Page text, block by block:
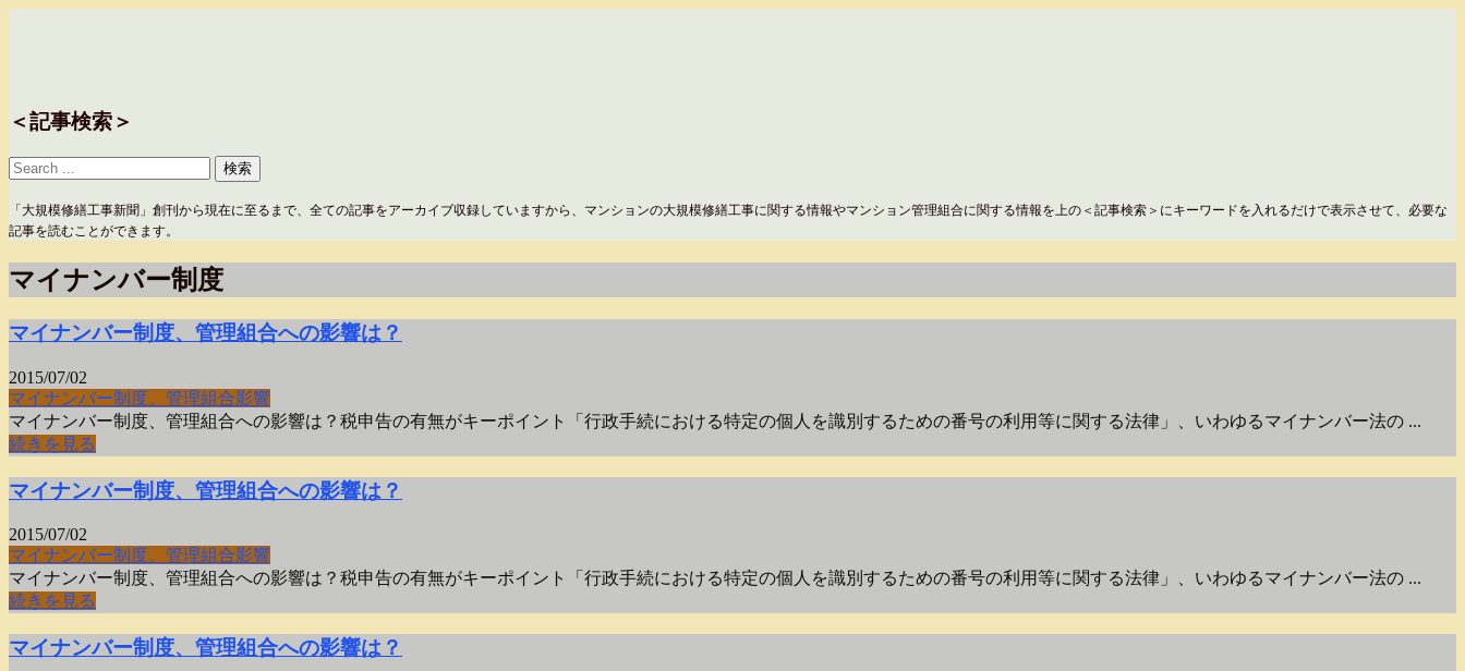
＜記事検索＞
「大規模修繕工事新聞」創刊から現在に至るまで、全ての記事をアーカイブ収録していますから、マンションの大規模修繕工事に関する情報やマンション管理組合に関する情報を上の＜記事検索＞にキーワードを入れるだけで表示させて、必要な
記事を読むことができます。
マイナンバー制度
マイナンバー制度、管理組合への影響は？
2015/07/02
マイナンバー制度 、管理組合影響
マイナンバー制度、管理組合への影響は？税申告の有無がキーポイント「行政手続における特定の個人を識別するための番号の利用等に関する法律」、いわゆるマイナンバー法の ...
続きを見る
マイナンバー制度、管理組合への影響は？
2015/07/02
マイナンバー制度、管理組合影響
マイナンバー制度、管理組合への影響は？税申告の有無がキーポイント「行政手続における特定の個人を識別するための番号の利用等に関する法律」、いわゆるマイナンバー法の ...
続きを見る
マイナンバー制度、管理組合への影響は？